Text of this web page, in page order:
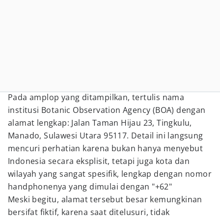
Pada amplop yang ditampilkan, tertulis nama
institusi Botanic Observation Agency (BOA) dengan
alamat lengkap: Jalan Taman Hijau 23, Tingkulu,
Manado, Sulawesi Utara 95117. Detail ini langsung
mencuri perhatian karena bukan hanya menyebut
Indonesia secara eksplisit, tetapi juga kota dan
wilayah yang sangat spesifik, lengkap dengan nomor
handphonenya yang dimulai dengan "+62"
Meski begitu, alamat tersebut besar kemungkinan
bersifat fiktif, karena saat ditelusuri, tidak